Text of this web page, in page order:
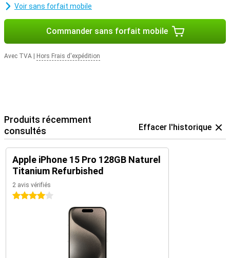
Voir sans forfait mobile
Commander sans forfait mobile
Avec TVA Hors Frais d'expédition
Produits récemment
consultés
Effacer l'historique
Apple iPhone 15 Pro 128GB Naturel
Titanium Refurbished
2 avis vérifiés
4 étoiles